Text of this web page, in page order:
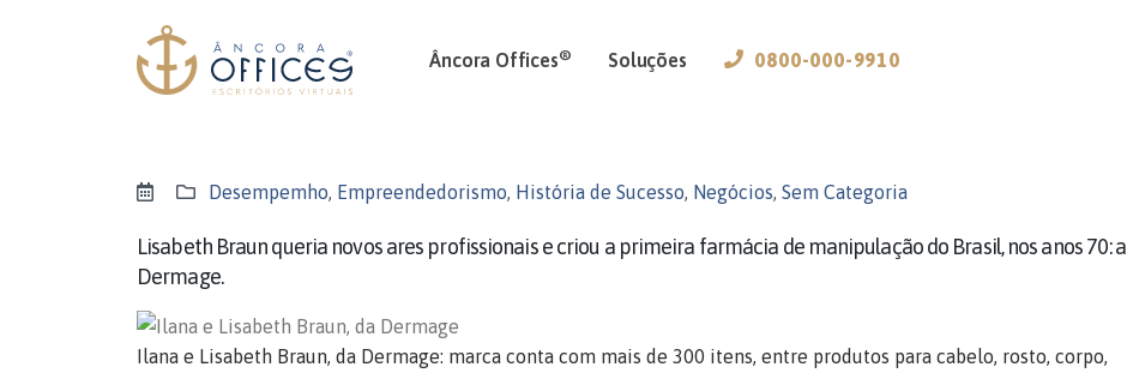
Âncora Offices® Soluções 0800-000-9910
Desempemho, Empreendedorismo, História de Sucesso, Negócios, Sem Categoria
Lisabeth Braun queria novos ares profissionais e criou a primeira farmácia de manipulação do Brasil, nos anos 70: a
Dermage.
Ilana e Lisabeth Braun, da Dermage: marca conta com mais de 300 itens, entre produtos para cabelo, rosto, corpo,